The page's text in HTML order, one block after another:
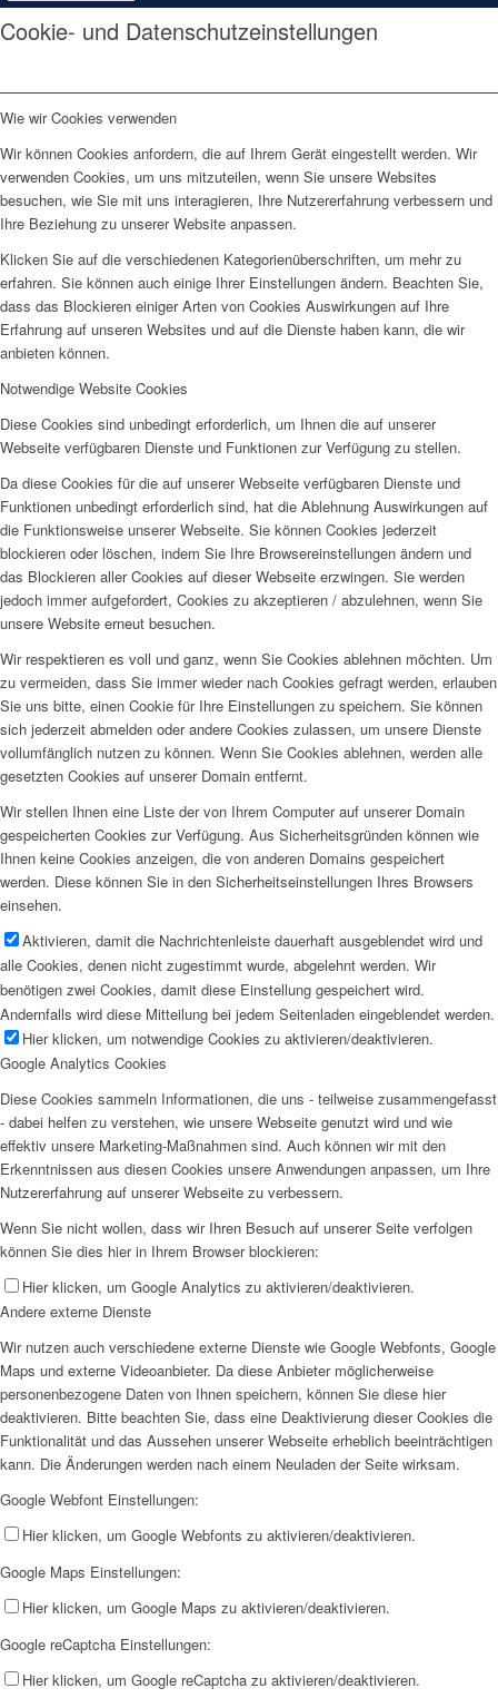
Cookie- und Datenschutzeinstellungen
Wie wir Cookies verwenden
Wir können Cookies anfordern, die auf Ihrem Gerät eingestellt werden. Wir
verwenden Cookies, um uns mitzuteilen, wenn Sie unsere Websites
besuchen, wie Sie mit uns interagieren, Ihre Nutzererfahrung verbessern und
Ihre Beziehung zu unserer Website anpassen.
Klicken Sie auf die verschiedenen Kategorienüberschriften, um mehr zu
erfahren. Sie können auch einige Ihrer Einstellungen ändern. Beachten Sie,
dass das Blockieren einiger Arten von Cookies Auswirkungen auf Ihre
Erfahrung auf unseren Websites und auf die Dienste haben kann, die wir
anbieten können.
Notwendige Website Cookies
Diese Cookies sind unbedingt erforderlich, um Ihnen die auf unserer
Webseite verfügbaren Dienste und Funktionen zur Verfügung zu stellen.
Da diese Cookies für die auf unserer Webseite verfügbaren Dienste und
Funktionen unbedingt erforderlich sind, hat die Ablehnung Auswirkungen auf
die Funktionsweise unserer Webseite. Sie können Cookies jederzeit
blockieren oder löschen, indem Sie Ihre Browsereinstellungen ändern und
das Blockieren aller Cookies auf dieser Webseite erzwingen. Sie werden
jedoch immer aufgefordert, Cookies zu akzeptieren / abzulehnen, wenn Sie
unsere Website erneut besuchen.
Wir respektieren es voll und ganz, wenn Sie Cookies ablehnen möchten. Um
zu vermeiden, dass Sie immer wieder nach Cookies gefragt werden, erlauben
Sie uns bitte, einen Cookie für Ihre Einstellungen zu speichern. Sie können
sich jederzeit abmelden oder andere Cookies zulassen, um unsere Dienste
vollumfänglich nutzen zu können. Wenn Sie Cookies ablehnen, werden alle
gesetzten Cookies auf unserer Domain entfernt.
Wir stellen Ihnen eine Liste der von Ihrem Computer auf unserer Domain
gespeicherten Cookies zur Verfügung. Aus Sicherheitsgründen können wie
Ihnen keine Cookies anzeigen, die von anderen Domains gespeichert
werden. Diese können Sie in den Sicherheitseinstellungen Ihres Browsers
einsehen.
Aktivieren, damit die Nachrichtenleiste dauerhaft ausgeblendet wird und
alle Cookies, denen nicht zugestimmt wurde, abgelehnt werden. Wir
benötigen zwei Cookies, damit diese Einstellung gespeichert wird.
Andernfalls wird diese Mitteilung bei jedem Seitenladen eingeblendet werden.
Hier klicken, um notwendige Cookies zu aktivieren/deaktivieren.
Google Analytics Cookies
Diese Cookies sammeln Informationen, die uns - teilweise zusammengefasst
- dabei helfen zu verstehen, wie unsere Webseite genutzt wird und wie
effektiv unsere Marketing-Maßnahmen sind. Auch können wir mit den
Erkenntnissen aus diesen Cookies unsere Anwendungen anpassen, um Ihre
Nutzererfahrung auf unserer Webseite zu verbessern.
Wenn Sie nicht wollen, dass wir Ihren Besuch auf unserer Seite verfolgen
können Sie dies hier in Ihrem Browser blockieren:
Hier klicken, um Google Analytics zu aktivieren/deaktivieren.
Andere externe Dienste
Wir nutzen auch verschiedene externe Dienste wie Google Webfonts, Google
Maps und externe Videoanbieter. Da diese Anbieter möglicherweise
personenbezogene Daten von Ihnen speichern, können Sie diese hier
deaktivieren. Bitte beachten Sie, dass eine Deaktivierung dieser Cookies die
Funktionalität und das Aussehen unserer Webseite erheblich beeinträchtigen
kann. Die Änderungen werden nach einem Neuladen der Seite wirksam.
Google Webfont Einstellungen:
Hier klicken, um Google Webfonts zu aktivieren/deaktivieren.
Google Maps Einstellungen:
Hier klicken, um Google Maps zu aktivieren/deaktivieren.
Google reCaptcha Einstellungen:
Hier klicken, um Google reCaptcha zu aktivieren/deaktivieren.